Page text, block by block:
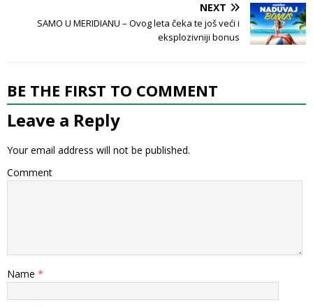
NEXT
SAMO U MERIDIANU – Ovog leta čeka te još veći i
eksplozivniji bonus
BE THE FIRST TO COMMENT
Leave a Reply
Your email address will not be published.
Comment
Name *